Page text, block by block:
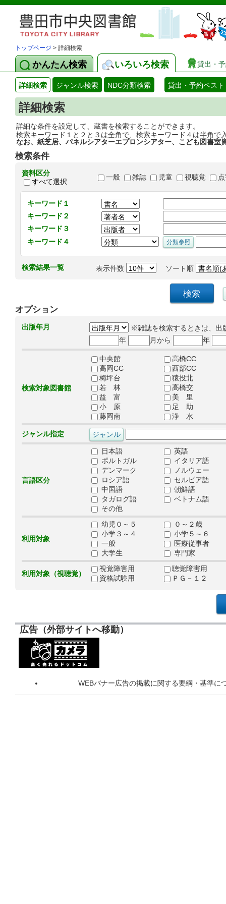
トップページ > 詳細検索
かんたん検索 いろいろ検索 貸出・
詳細検索 ジャンル検索 NDC分類検索 貸出・予約ベスト
詳細検索
詳細な条件を設定して、蔵書を検索することができます。
検索キーワード１と２と３は全角で、検索キーワード４は半角で
なお、紙芝居、パネルシアターエプロンシアター、こども図書室
検索条件
資料区分
すべて選択
一般 雑誌 児童 視聴覚
キーワード１
キーワード２
キーワード３
キーワード４
検索結果一覧 表示件数 ソート順
オプション
出版年月
※雑誌を検索するときは、出
年
月から 年
検索対象図書館
中央館
高橋CC
高岡CC
西部CC
梅坪台
猿投北
若 林
高橋交
益 富
美 里
小 原
足 助
藤岡南
浄 水
ジャンル指定
言語区分
日本語
英語
ポルトガル
イタリア語
デンマーク
ノルウェー
ロシア語
セルビア語
中国語
朝鮮語
タガログ語
ベトナム語
その他
利用対象
幼児０～５
０～２歳
小学３～４
小学５～６
一般
医療従事者
大学生
専門家
利用対象（視聴覚）
視覚障害用
聴覚障害用
資格試験用
ＰＧ－１２
広告（外部サイトへ移動）
WEBバナー広告の掲載に関する要綱・基準に